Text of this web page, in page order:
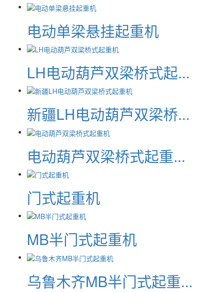
电动单梁悬挂起重机
LH电动葫芦双梁桥式起...
新疆LH电动葫芦双梁桥...
电动葫芦双梁桥式起重...
门式起重机
MB半门式起重机
乌鲁木齐MB半门式起重...